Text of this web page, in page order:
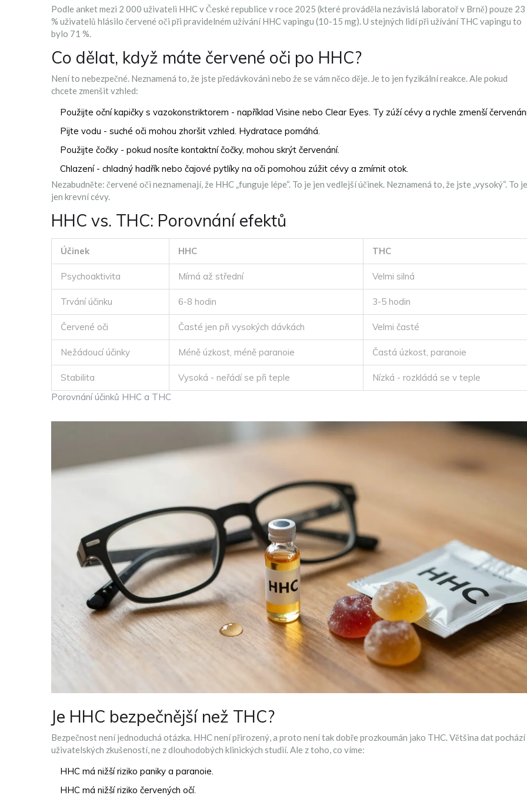
Podle anket mezi 2 000 uživateli HHC v České republice v roce 2025 (které prováděla nezávislá laboratoř v Brně) pouze 23
% uživatelů hlásilo červené oči při pravidelném užívání HHC vapingu (10-15 mg). U stejných lidí při užívání THC vapingu to
bylo 71 %.
Co dělat, když máte červené oči po HHC?
Není to nebezpečné. Neznamená to, že jste předávkováni nebo že se vám něco děje. Je to jen fyzikální reakce. Ale pokud
chcete zmenšit vzhled:
Použijte oční kapičky s vazokonstriktorem - například Visine nebo Clear Eyes. Ty zúží cévy a rychle zmenší
Pijte vodu - suché oči mohou zhoršit vzhled. Hydratace pomáhá.
Použijte čočky - pokud nosíte kontaktní čočky, mohou skrýt červenání.
Chlazení - chladný hadřík nebo čajové pytlíky na oči pomohou zúžit cévy a zmírnit otok.
Nezabudněte: červené oči neznamenají, že HHC „funguje lépe“. To je jen vedlejší účinek. Neznamená to, že jste „vysoký“. To je
jen krevní cévy.
HHC vs. THC: Porovnání efektů
Porovnání účinků HHC a THC
Účinek HHC THC
Psychoaktivita Mírná až střední Velmi silná
Trvání účinku 6-8 hodin 3-5 hodin
Červené oči Časté jen při vysokých dávkách Velmi časté
Nežádoucí účinky Méně úzkost, méně paranoie Častá úzkost, paranoie
Stabilita Vysoká - neřádí se při teple Nízká - rozkládá se v teple
Je HHC bezpečnější než THC?
Bezpečnost není jednoduchá otázka. HHC není přirozený, a proto není tak dobře prozkoumán jako THC. Většina dat pochází
uživatelských zkušeností, ne z dlouhodobých klinických studií. Ale z toho, co víme:
HHC má nižší riziko paniky a paranoie.
HHC má nižší riziko červených očí.